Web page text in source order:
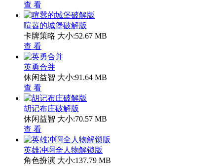
查 看
喧嚣的城堡破解版
卡牌策略 大小:52.67 MB
查 看
英勇合并
休闲益智 大小:91.64 MB
查 看
胡记布庄破解版
休闲益智 大小:70.57 MB
查 看
英雄冲啊全人物解锁版
角色扮演 大小:137.79 MB